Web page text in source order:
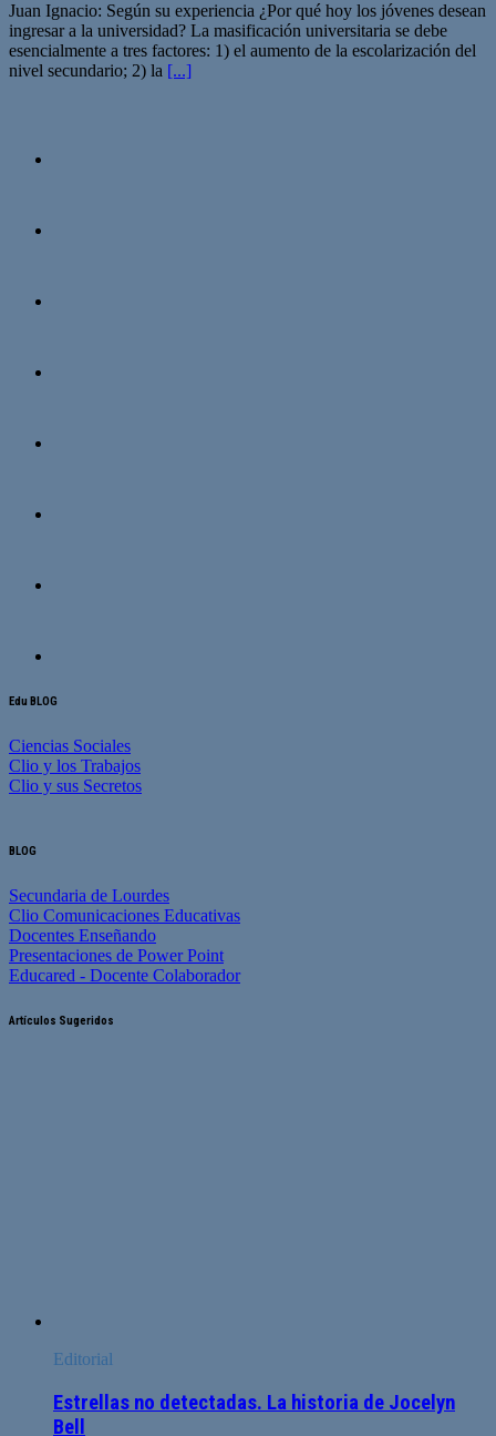
Juan Ignacio: Según su experiencia ¿Por qué hoy los jóvenes desean
ingresar a la universidad? La masificación universitaria se debe
esencialmente a tres factores: 1) el aumento de la escolarización del
nivel secundario; 2) la [...]
Edu BLOG
Ciencias Sociales
Clio y los Trabajos
Clio y sus Secretos
BLOG
Secundaria de Lourdes
Clio Comunicaciones Educativas
Docentes Enseñando
Presentaciones de Power Point
Educared - Docente Colaborador
Artículos Sugeridos
Editorial
Estrellas no detectadas. La historia de Jocelyn
Bell